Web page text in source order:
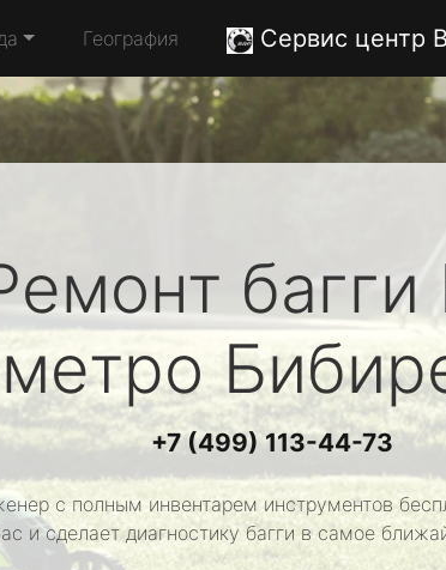
География Сервис центр
багги
метро
+7 (499) 113-44-73
с полным инвентарем инструментов
и сделает диагностику багги в самое